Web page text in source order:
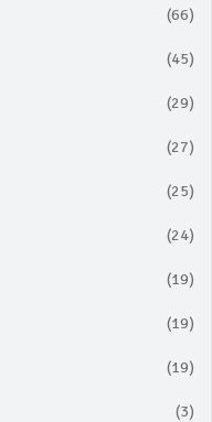
(66)
(45)
(29)
(27)
(25)
(24)
(19)
(19)
(19)
(3)